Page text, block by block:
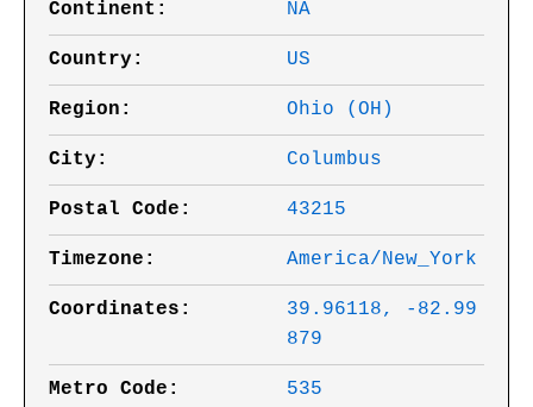
Continent: NA
Country: US
Region: Ohio (OH)
City: Columbus
Postal Code: 43215
Timezone: America/New_York
Coordinates:
39.96118, -82.99
879
Metro Code: 535